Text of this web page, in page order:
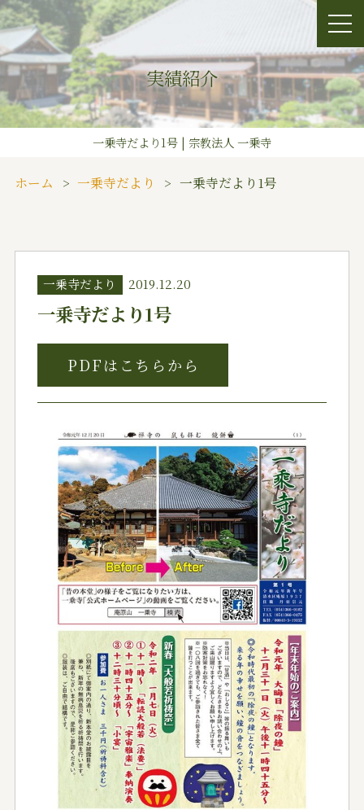
実績紹介
一乗寺だより1号 | 宗教法人 一乗寺
ホーム 一乗寺だより 一乗寺だより1号
一乗寺だより 2019.12.20
一乗寺だより1号
PDFはこちらから